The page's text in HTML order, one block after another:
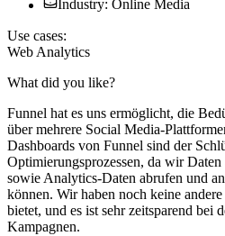
Industry: Online Media
Use cases:
Web Analytics
What did you like?
Funnel hat es uns ermöglicht, die
über mehrere Social Media-
Dashboards von Funnel sind der
Optimierungsprozessen, da wir
sowie Analytics-Daten abrufen und
können. Wir haben noch keine
bietet, und es ist sehr zeitsparend bei
Kampagnen.